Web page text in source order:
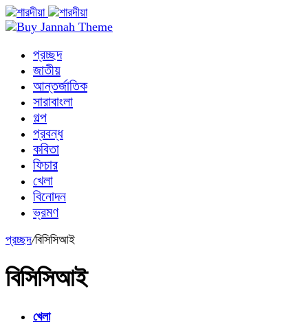
প্রচ্ছদ
জাতীয়
আন্তর্জাতিক
সারাবাংলা
গল্প
প্রবন্ধ
কবিতা
ফিচার
খেলা
বিনোদন
ভ্রমণ
প্রচ্ছদ/বিসিসিআই
বিসিসিআই
খেলা